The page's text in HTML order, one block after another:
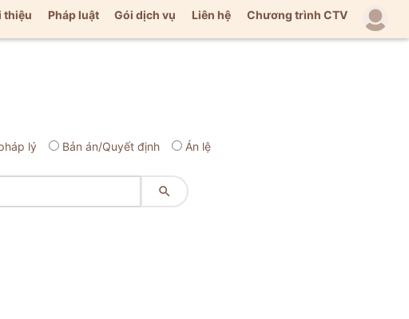
thiệu Pháp luật Gói dịch vụ Liên hệ Chương trình CTV
lý Bản án/Quyết định Án lệ
